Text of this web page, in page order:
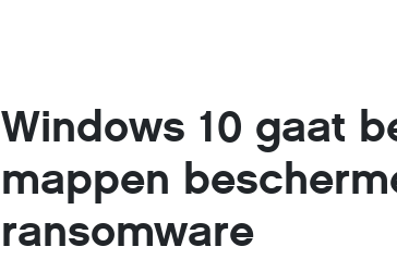
Windows 10 gaat
mappen
ransomware